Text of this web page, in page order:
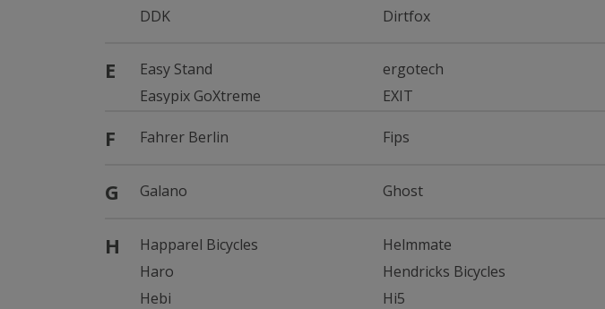
DDK
Dirtfox
E
Easy Stand
Easypix GoXtreme
ergotech
EXIT
F Fahrer Berlin Fips
G Galano Ghost
H
Happarel Bicycles
Haro
Hebi
Helmmate
Hendricks Bicycles
Hi5